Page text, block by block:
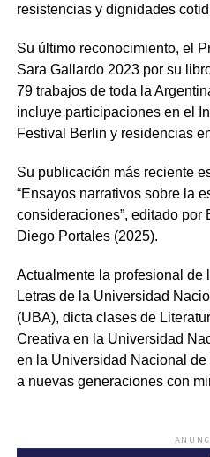
resistencias y dignidades
Su último reconocimiento, el
Sara Gallardo 2023 por su
79 trabajos de toda la
incluye participaciones en el
Festival Berlin y residencias
Su publicación más reciente
“Ensayos narrativos sobre la
consideraciones”, editado por
Diego Portales (2025).
Actualmente la profesional de
Letras de la Universidad
(UBA), dicta clases de
Creativa en la Universidad
en la Universidad Nacional
a nuevas generaciones con